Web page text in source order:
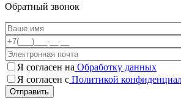
Обратный звонок
Я согласен на Обработку данных
Я согласен с Политикой